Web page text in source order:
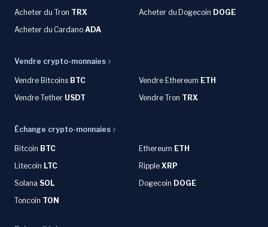
Acheter du Tron TRX Acheter du Dogecoin DOGE
Acheter du Cardano ADA
Vendre crypto-monnaies
Vendre Bitcoins BTC Vendre Ethereum ETH
Vendre Tether USDT Vendre Tron TRX
Échange crypto-monnaies
Bitcoin BTC Ethereum ETH
Litecoin LTC Ripple XRP
Solana SOL Dogecoin DOGE
Toncoin TON